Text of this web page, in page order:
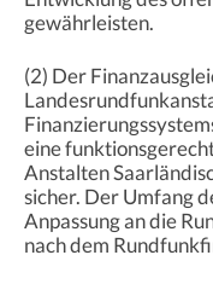
gewährleisten.
(2) Der
eine
Anstalten
sicher. Der Umfang
Anpassung an die
nach dem